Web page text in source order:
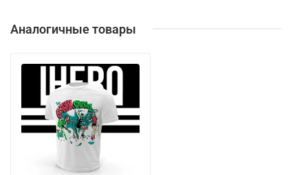
Аналогичные товары